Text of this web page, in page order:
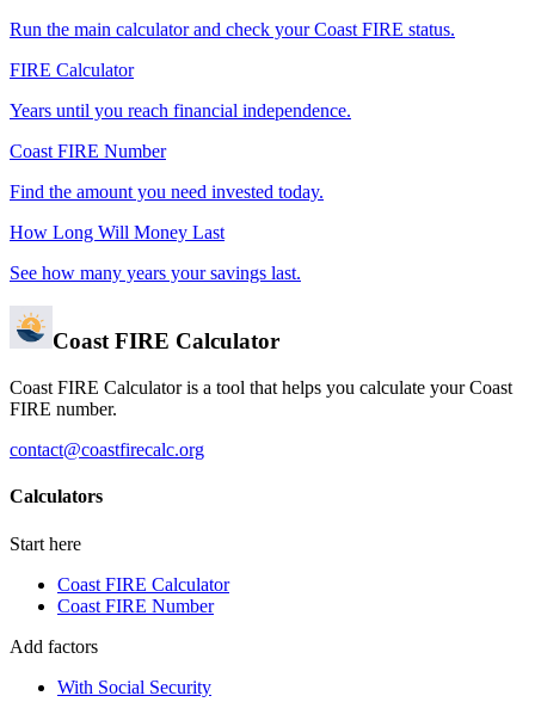
Run the main calculator and check your Coast FIRE status.
FIRE Calculator
Years until you reach financial independence.
Coast FIRE Number
Find the amount you need invested today.
How Long Will Money Last
See how many years your savings last.
Coast FIRE Calculator
Coast FIRE Calculator is a tool that helps you calculate your Coast
FIRE number.
contact@coastfirecalc.org
Calculators
Start here
Coast FIRE Calculator
Coast FIRE Number
Add factors
With Social Security